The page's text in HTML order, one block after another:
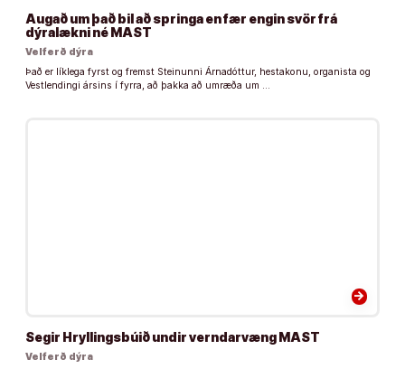
Augað um það bil að springa en fær engin svör frá
dýralækni né MAST
Velferð dýra
Það er líklega fyrst og fremst Steinunni Árnadóttur, hestakonu, organista og
Vestlendingi ársins í fyrra, að þakka að umræða um …
arrow_forward
Segir Hryllingsbúið undir verndarvæng MAST
Velferð dýra